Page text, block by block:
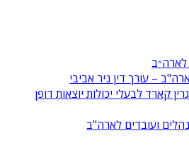
ויזת EB-1/O1 גרין קארד לבעלי יכולות יוצאות דופן